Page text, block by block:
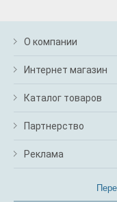
О компании
Интернет магазин
Каталог товаров
Партнерство
Реклама